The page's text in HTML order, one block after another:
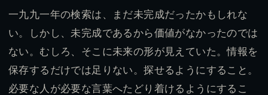
一九九一年の検索は、まだ未完成だったかもしれな
い。しかし、未完成であるから価値がなかったのでは
ない。むしろ、そこに未来の形が見えていた。情報を
保存するだけでは足りない。探せるようにすること。
必要な人が必要な言葉へたどり着けるようにするこ